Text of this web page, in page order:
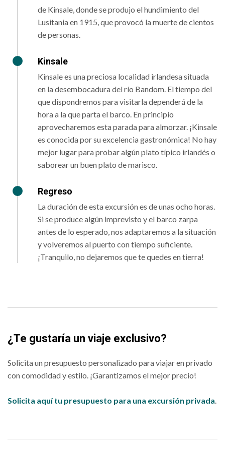
de Kinsale, donde se produjo el hundimiento del
Lusitania en 1915, que provocó la muerte de cientos
de personas.
Kinsale
Kinsale es una preciosa localidad irlandesa situada
en la desembocadura del río Bandom. El tiempo del
que dispondremos para visitarla dependerá de la
hora a la que parta el barco. En principio
aprovecharemos esta parada para almorzar. ¡Kinsale
es conocida por su excelencia gastronómica! No hay
mejor lugar para probar algún plato típico irlandés o
saborear un buen plato de marisco.
Regreso
La duración de esta excursión es de unas ocho horas.
Si se produce algún imprevisto y el barco zarpa
antes de lo esperado, nos adaptaremos a la situación
y volveremos al puerto con tiempo suficiente.
¡Tranquilo, no dejaremos que te quedes en tierra!
¿Te gustaría un viaje exclusivo?
Solicita un presupuesto personalizado para viajar en privado
con comodidad y estilo. ¡Garantizamos el mejor precio!
Solicita aquí tu presupuesto para una excursión privada.